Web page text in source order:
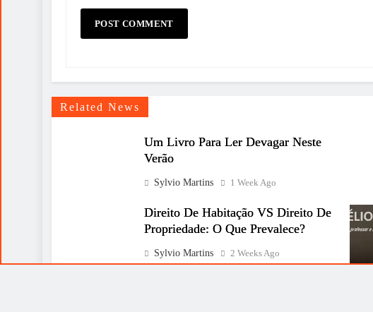
Related News
Um Livro Para Ler Devagar Neste
Verão
Sylvio Martins 1 Week Ago
Direito De Habitação VS Direito De
Propriedade: O Que Prevalece?
Sylvio Martins 2 Weeks Ago